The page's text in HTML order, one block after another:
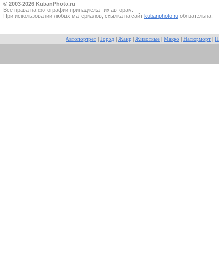
© 2003-2026 KubanPhoto.ru
Все прaва на фотографии принадлежат их авторам.
При использовании любых материалов, ссылка на сайт kubanphoto.ru обязательна.
Автопортрет Город Жанр Животные Макро Натюрморт